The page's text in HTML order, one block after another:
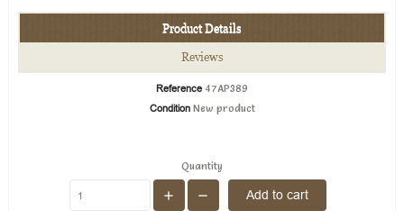
Product Details
Reviews
Reference 47AP389
Condition New product
Quantity
Add to cart